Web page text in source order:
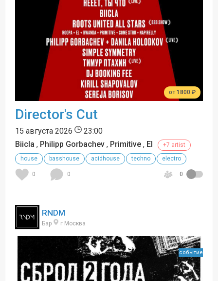
от 1800 ₽
Director's Cut
15 августа 2026
23:00
Biicla , Philipp Gorbachev , Primitive , El
+7 artist
house
basshouse acidhouse techno electro
0 0 0
RNDM
Бар г Москва
событие